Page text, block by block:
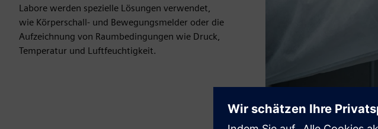
Labore werden spezielle Lösungen verwendet,
wie Körperschall- und Bewegungsmelder oder die
Aufzeichnung von Raumbedingungen wie Druck,
Temperatur und Luftfeuchtigkeit.